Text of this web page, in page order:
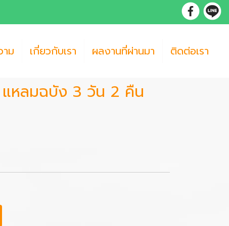
ม เกี่ยวกับเรา ผลงานที่ผ่านมา ติดต่อเรา
แหลมฉบัง 3 วัน 2 คืน